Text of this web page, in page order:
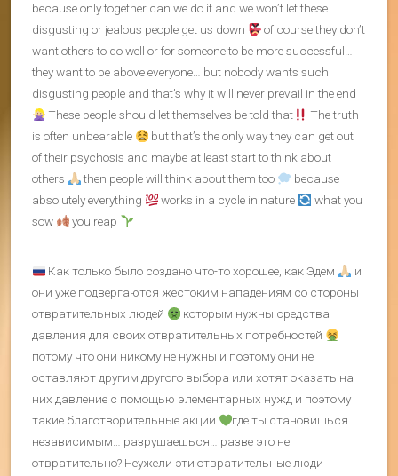
because only together can we do it and we won’t let these
disgusting or jealous people get us down
of course they don’t
want others to do well or for someone to be more successful…
they want to be above everyone… but nobody wants such
disgusting people and that’s why it will never prevail in the end
These people should let themselves be told that
The truth
is often unbearable
but that’s the only way they can get out
of their psychosis and maybe at least start to think about
others
then people will think about them too
because
absolutely everything
works in a cycle in nature
what you
sow
you reap
Как только было создано что-то хорошее, как Эдем
и
они уже подвергаются жестоким нападениям со стороны
отвратительных людей
которым нужны средства
давления для своих отвратительных потребностей
потому что они никому не нужны и поэтому они не
оставляют другим другого выбора или хотят оказать на
них давление с помощью элементарных нужд и поэтому
такие благотворительные акции
где ты становишься
независимым… разрушаешься… разве это не
отвратительно? Неужели эти отвратительные люди